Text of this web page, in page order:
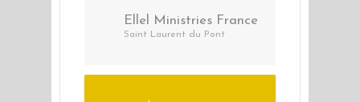
Ellel Ministries France
Saint Laurent du Pont